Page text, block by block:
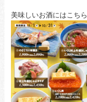
美味しいお酒にはこちら